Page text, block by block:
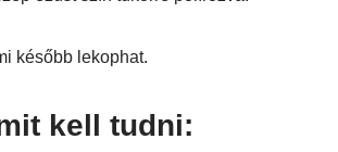
később lekophat.
kell tudni: